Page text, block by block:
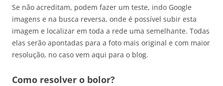
Se não acreditam, podem fazer um teste, indo Google
imagens e na busca reversa, onde é possível subir esta
imagem e localizar em toda a rede uma semelhante. Todas
elas serão apontadas para a foto mais original e com maior
resolução, no caso vem aqui para o blog.
Como resolver o bolor?